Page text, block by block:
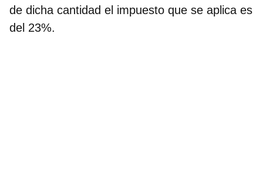
de dicha cantidad el impuesto que se aplica es
del 23%.